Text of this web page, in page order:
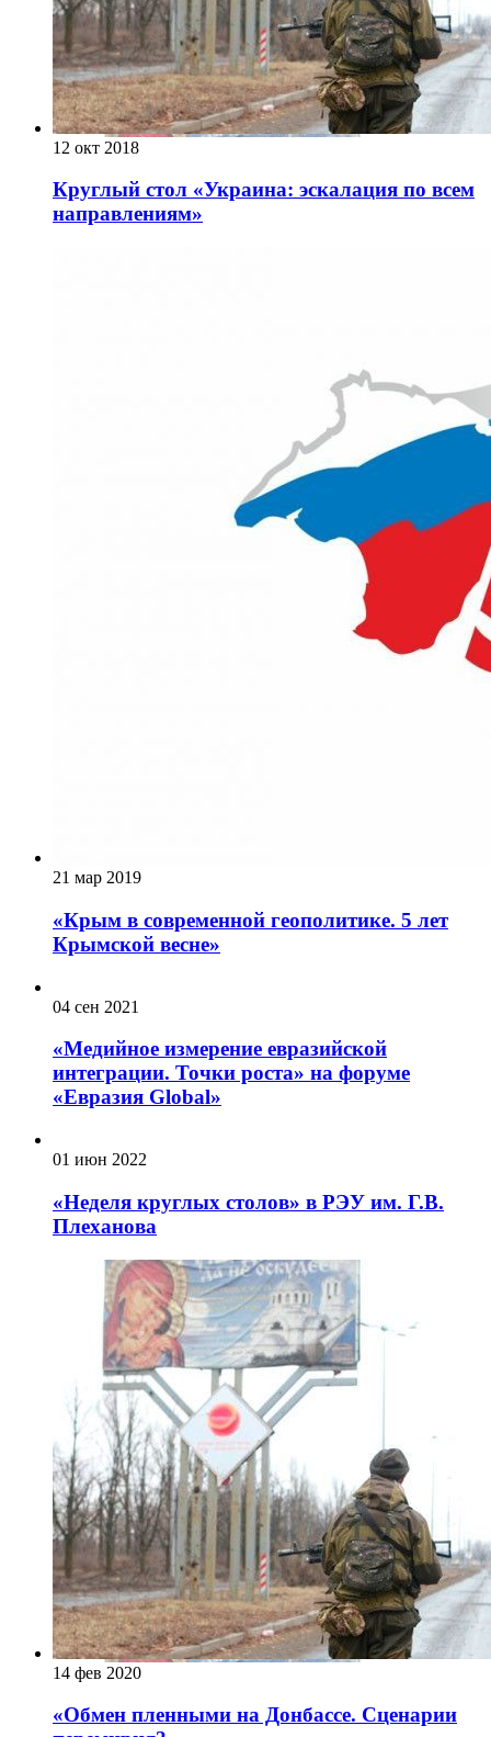
12 окт 2018
Круглый стол «Украина: эскалация по всем
направлениям»
21 мар 2019
«Крым в современной геополитике. 5 лет
Крымской весне»
04 сен 2021
«Медийное измерение евразийской
интеграции. Точки роста» на форуме
«Евразия Global»
01 июн 2022
«Неделя круглых столов» в РЭУ им. Г.В.
Плеханова
14 фев 2020
«Обмен пленными на Донбассе. Сценарии